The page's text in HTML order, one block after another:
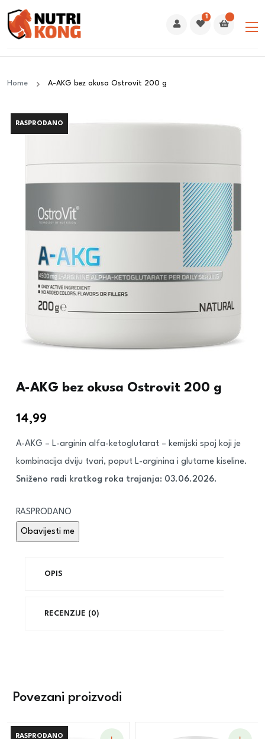
1
Home A-AKG bez okusa Ostrovit 200 g
RASPRODANO
A-AKG bez okusa Ostrovit 200 g
14,99
A-AKG – L-arginin alfa-ketoglutarat – kemijski spoj koji je
kombinacija dviju tvari, poput L-arginina i glutarne kiseline.
Sniženo radi kratkog roka trajanja: 03.06.2026.
RASPRODANO
OPIS
RECENZIJE (0)
Povezani proizvodi
RASPRODANO
RASPRODANO